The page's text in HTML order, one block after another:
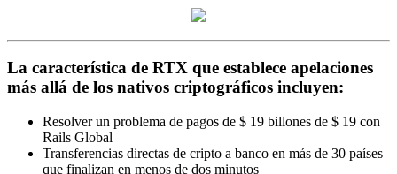
La característica de RTX que establece apelaciones
más allá de los nativos criptográficos incluyen:
Resolver un problema de pagos de $ 19 billones de $ 19 con
Rails Global
Transferencias directas de cripto a banco en más de 30 países
que finalizan en menos de dos minutos